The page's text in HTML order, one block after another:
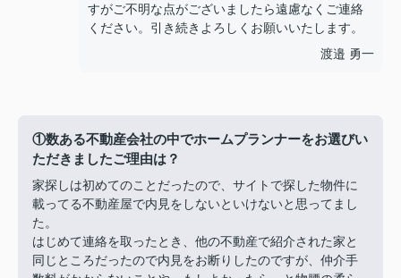
すがご不明な点がございましたら遠慮なくご連絡
ください。引き続きよろしくお願いいたします。
渡邉 勇一
①数ある不動産会社の中でホームプランナーをお選びい
ただきましたご理由は？
家探しは初めてのことだったので、サイトで探した物件に
載ってる不動産屋で内見をしないといけないと思ってまし
た。
はじめて連絡を取ったとき、他の不動産で紹介された家と
同じところだったので内見をお断りしたのですが、仲介手